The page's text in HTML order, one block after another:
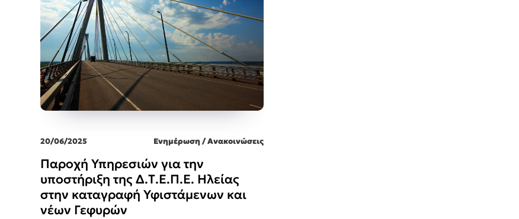
20/06/2025 Ενημέρωση / Ανακοινώσεις
Παροχή Υπηρεσιών για την
υποστήριξη της Δ.Τ.Ε.Π.Ε. Ηλείας
στην καταγραφή Υφιστάμενων και
νέων Γεφυρών